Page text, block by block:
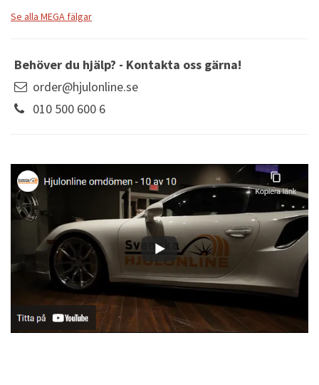
Se alla MEGA fälgar
Behöver du hjälp? - Kontakta oss gärna!
order@hjulonline.se
010 500 600 6